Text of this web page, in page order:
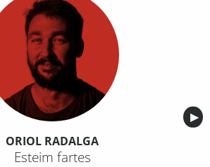
▶︎
ORIOL RADALGA
Esteim fartes